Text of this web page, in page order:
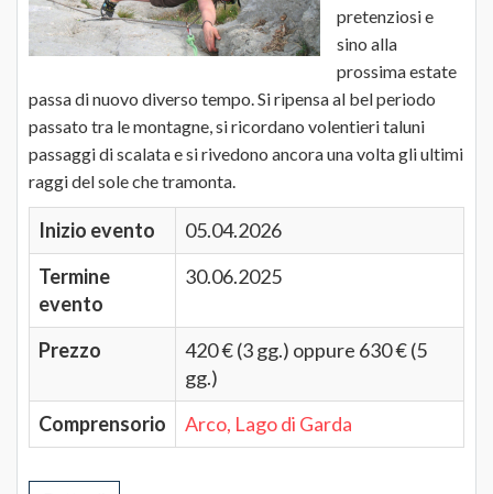
pretenziosi e
sino alla
prossima estate
passa di nuovo diverso tempo. Si ripensa al bel periodo
passato tra le montagne, si ricordano volentieri taluni
passaggi di scalata e si rivedono ancora una volta gli ultimi
raggi del sole che tramonta.
Inizio evento
05.04.2026
Termine
evento
30.06.2025
Prezzo
420 € (3 gg.) oppure 630 € (5
gg.)
Comprensorio
Arco, Lago di Garda